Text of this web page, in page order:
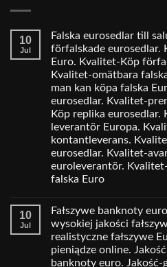
10
Jul
Falska eurosedlar till
förfalskade eurosedlar.
Euro. Kvalitet-Köp
Kvalitet-omätbara
man kan köpa falska
eurosedlar. Kvalitet-
Köp replika
leverantör Europa.
kontantleverans.
eurosedlar. Kvalitet-
euroleverantör.
falska Euro
10
Jul
Fałszywe banknoty
wysokiej jakości
realistyczne fałszywe
pieniądze online.
banknoty euro. Jakość-